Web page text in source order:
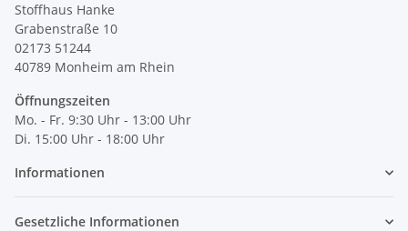
Stoffhaus Hanke
Grabenstraße 10
02173 51244
40789 Monheim am Rhein
Öffnungszeiten
Mo. - Fr. 9:30 Uhr - 13:00 Uhr
Di. 15:00 Uhr - 18:00 Uhr
Informationen
Gesetzliche Informationen